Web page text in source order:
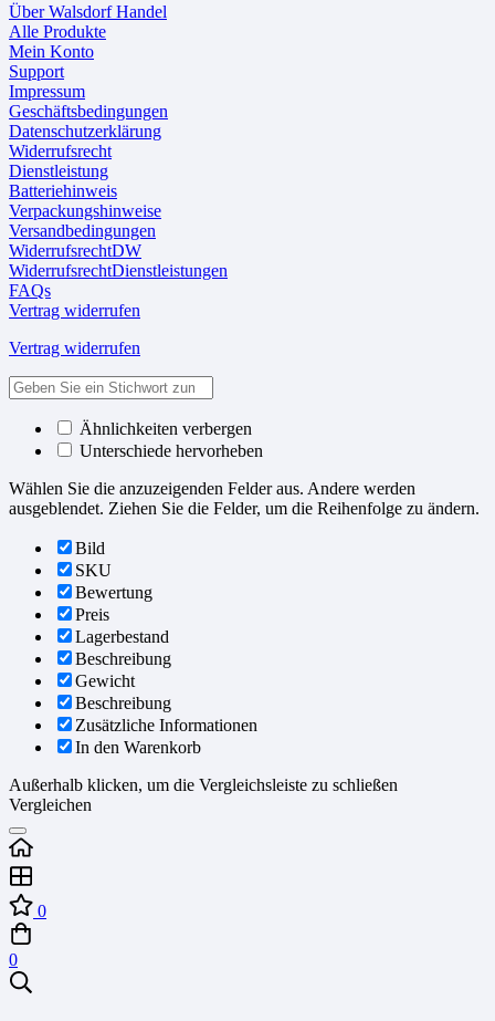
Über Walsdorf Handel
Alle Produkte
Mein Konto
Support
Impressum
Geschäftsbedingungen
Datenschutzerklärung
Widerrufsrecht
Dienstleistung
Batteriehinweis
Verpackungshinweise
Versandbedingungen
WiderrufsrechtDW
WiderrufsrechtDienstleistungen
FAQs
Vertrag widerrufen
Vertrag widerrufen
Ähnlichkeiten verbergen
Unterschiede hervorheben
Wählen Sie die anzuzeigenden Felder aus. Andere werden
ausgeblendet. Ziehen Sie die Felder, um die Reihenfolge zu ändern.
Bild
SKU
Bewertung
Preis
Lagerbestand
Beschreibung
Gewicht
Beschreibung
Zusätzliche Informationen
In den Warenkorb
Außerhalb klicken, um die Vergleichsleiste zu schließen
Vergleichen
0
0